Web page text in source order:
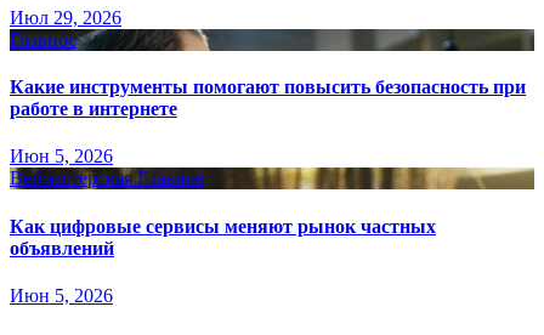
Июл 29, 2026
Главное
Какие инструменты помогают повысить безопасность при
работе в интернете
Июн 5, 2026
Вебмастерская Главное
Как цифровые сервисы меняют рынок частных
объявлений
Июн 5, 2026